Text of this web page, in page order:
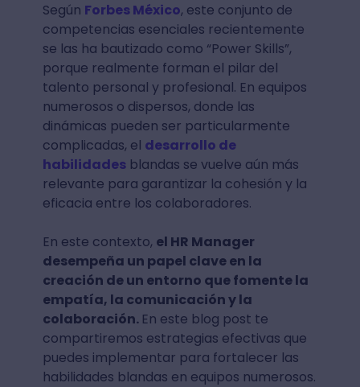
Según Forbes México, este conjunto de
competencias esenciales recientemente
se las ha bautizado como “Power Skills”,
porque realmente forman el pilar del
talento personal y profesional. En equipos
numerosos o dispersos, donde las
dinámicas pueden ser particularmente
complicadas, el desarrollo de
habilidadesblandas se vuelve aún más
relevante para garantizar la cohesión y la
eficacia entre los colaboradores.
En este contexto, el HR Manager
desempeña un papel clave en la
creación de un entorno que fomente la
empatía, la comunicación y la
colaboración. En este blog post te
compartiremos estrategias efectivas que
puedes implementar para fortalecer las
habilidades blandas en equipos numerosos.